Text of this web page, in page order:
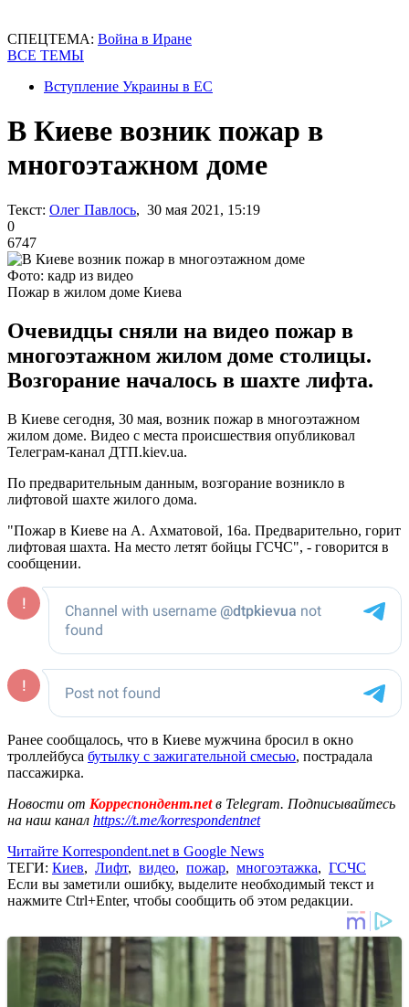
СПЕЦТЕМА: Война в Иране
ВСЕ ТЕМЫ
Вступление Украины в ЕС
В Киеве возник пожар в
многоэтажном доме
Текст: Олег Павлось, 30 мая 2021, 15:19
0
6747
Фото: кадр из видео
Пожар в жилом доме Киева
Очевидцы сняли на видео пожар в
многоэтажном жилом доме столицы.
Возгорание началось в шахте лифта.
В Киеве сегодня, 30 мая, возник пожар в многоэтажном
жилом доме. Видео с места происшествия опубликовал
Телеграм-канал ДТП.kiev.ua.
По предварительным данным, возгорание возникло в
лифтовой шахте жилого дома.
"Пожар в Киеве на А. Ахматовой, 16а. Предварительно, горит
лифтовая шахта. На место летят бойцы ГСЧС", - говорится в
сообщении.
Ранее сообщалось, что в Киеве мужчина бросил в окно
троллейбуса бутылку с зажигательной смесью, пострадала
пассажирка.
Новости от Корреспондент.netв Telegram. Подписывайтесь
на наш канал https://t.me/korrespondentnet
Читайте Korrespondent.net в Google News
ТЕГИ: Киев, Лифт, видео, пожар, многоэтажка, ГСЧС
Если вы заметили ошибку, выделите необходимый текст и
нажмите Ctrl+Enter, чтобы сообщить об этом редакции.